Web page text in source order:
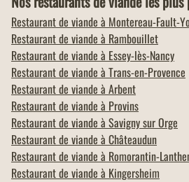
Restaurant de viande à Montereau-Fault-
Restaurant de viande à Rambouillet
Restaurant de viande à Essey-lès-Nancy
Restaurant de viande à Trans-en-Provence
Restaurant de viande à Arbent
Restaurant de viande à Provins
Restaurant de viande à Savigny sur Orge
Restaurant de viande à Châteaudun
Restaurant de viande à Romorantin-
Restaurant de viande à Kingersheim